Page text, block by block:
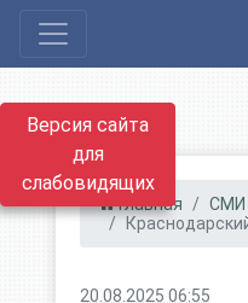
Версия сайта
для
слабовидящих
Главная СМИ
20.08.2025 06:55